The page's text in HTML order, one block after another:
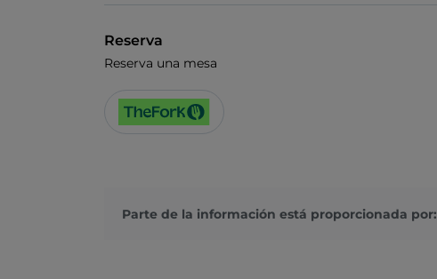
Reserva
Reserva una mesa
Parte de la información está proporcionada por: